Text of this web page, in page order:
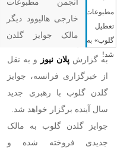
خارجی هالیوود دیگر
مالک جوایز گلدن
به گزارش پلان نیوز
و به نقل
از خبرگزاری فرانسه، جوایز
گلدن گلوب با رهبری جدید
سال آینده برگزار خواهد شد.
جوایز گلدن گلوب به مالک
جدیدی فروخته شده و